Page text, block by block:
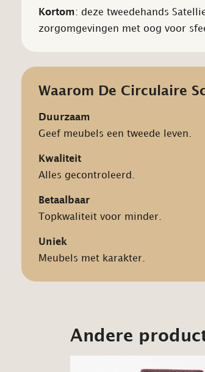
Kortom: deze tweedehands
zorgomgevingen met oog voor
Waarom De Circulaire
Duurzaam
Geef meubels een tweede leven.
Kwaliteit
Alles gecontroleerd.
Betaalbaar
Topkwaliteit voor minder.
Uniek
Meubels met karakter.
Andere